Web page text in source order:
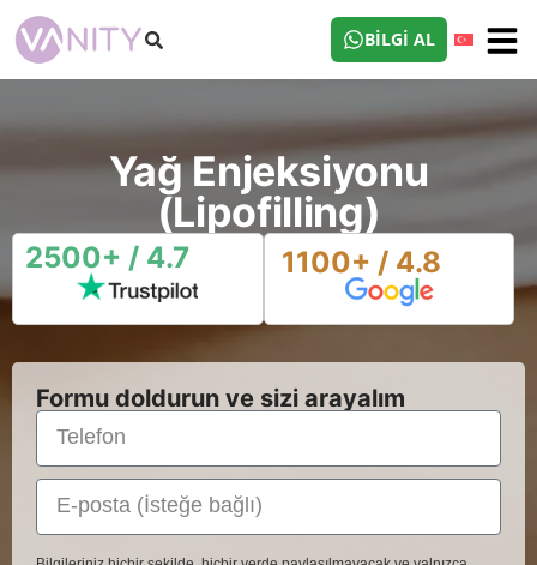
BILGI AL
Yağ Enjeksiyonu
(Lipofilling)
2500+ / 4.7 1100+ / 4.8
Formu doldurun ve sizi arayalım